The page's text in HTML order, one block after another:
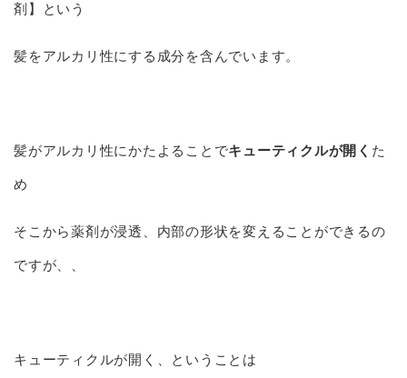
剤】という
髪をアルカリ性にする成分を含んでいます。
髪がアルカリ性にかたよることでキューティクルが開く た
め
そこから薬剤が浸透、内部の形状を変えることができるの
ですが、、
キューティクルが開く、ということは